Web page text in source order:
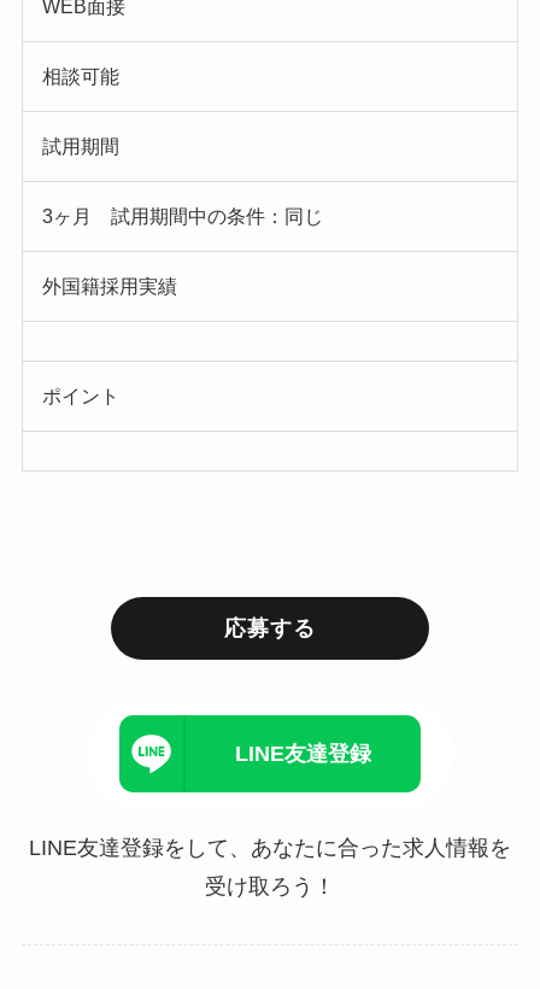
WEB面接
相談可能
試用期間
3ヶ月 試用期間中の条件：同じ
外国籍採用実績
ポイント
応募する
LINE友達登録
LINE友達登録をして、あなたに合った求人情報を
受け取ろう！